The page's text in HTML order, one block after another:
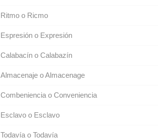
Ritmo o Ricmo
Espresión o Expresión
Calabacín o Calabazín
Almacenaje o Almacenage
Combeniencia o Conveniencia
Esclavo o Esclavo
Todavía o Todavía